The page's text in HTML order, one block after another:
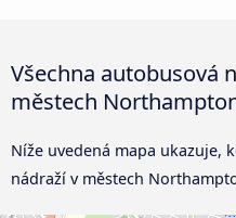
Všechna autobusová
městech
Níže uvedená mapa ukazuje,
nádraží v městech